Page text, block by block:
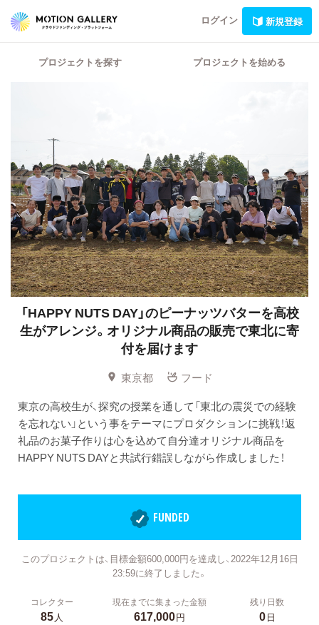
ログイン 新規登録
プロジェクトを探す プロジェクトを始める
「HAPPY NUTS DAY」のピーナッツバターを高校
生がアレンジ。オリジナル商品の販売で東北に寄
付を届けます
東京都
フード
東京の高校生が、探究の授業を通して「東北の震災での経験
を忘れない」という事をテーマにプロダクションに挑戦！返
礼品のお菓子作りは心を込めて自分達オリジナル商品を
HAPPY NUTS DAYと共試行錯誤しながら作成しました！
FUNDED
このプロジェクトは、目標金額600,000円を達成し、2022年12月16日
23:59に終了しました。
コレクター
85人
現在までに集まった金額
617,000円
残り日数
0日